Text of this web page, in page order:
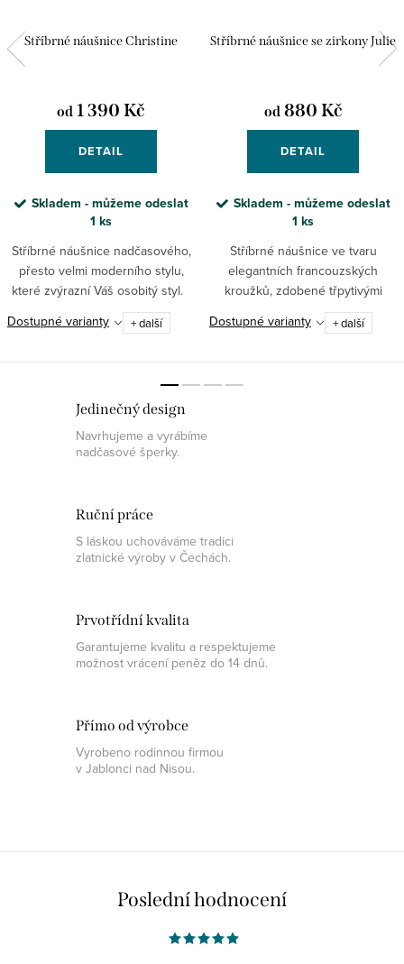
Stříbrné náušnice Christine
od 1 390 Kč
DETAIL
Skladem - můžeme odeslat
1 ks
Stříbrné náušnice nadčasového,
přesto velmi moderního stylu,
které zvýrazní Váš osobitý styl.
Dostupné varianty
+ další
Stříbrné náušnice se zirkony Julie
od 880 Kč
DETAIL
Skladem - můžeme odeslat
1 ks
Stříbrné náušnice ve tvaru
elegantních francouzských
kroužků, zdobené třpytivými
zirkony - nadčasové, nóbl a
přitom tak praktické! Každý váš
Dostupné varianty + další
Jedinečný design
Navrhujeme a vyrábíme
nadčasové šperky.
Ruční práce
S láskou uchováváme tradici
zlatnické výroby v Čechách.
Prvotřídní kvalita
Garantujeme kvalitu a respektujeme
možnost vrácení peněz do 14 dnů.
Přímo od výrobce
Vyrobeno rodinnou firmou
v Jablonci nad Nisou.
Poslední hodnocení